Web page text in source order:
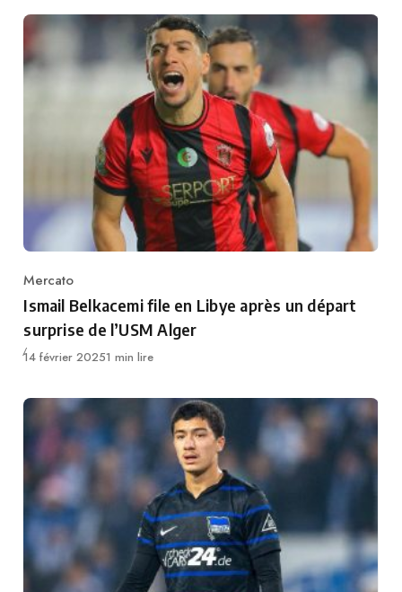
Category
Mercato
Ismail Belkacemi file en Libye après un départ
surprise de l’USM Alger
Publié
14 février 20251 min lire